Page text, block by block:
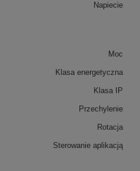
Napiecie
Moc
Klasa energetyczna
Klasa IP
Przechylenie
Rotacja
Sterowanie aplikacją